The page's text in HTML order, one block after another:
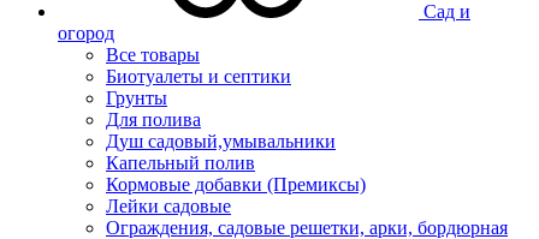
Сад и
огород
Все товары
Биотуалеты и септики
Грунты
Для полива
Душ садовый,умывальники
Капельный полив
Кормовые добавки (Премиксы)
Лейки садовые
Ограждения, садовые решетки, арки, бордюрная